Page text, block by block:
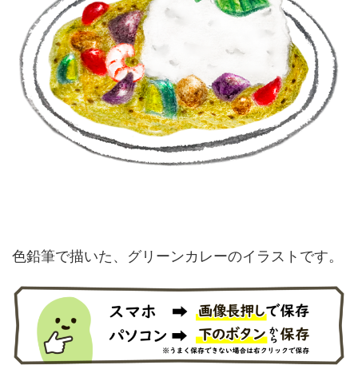
色鉛筆で描いた、グリーンカレーのイラストです。